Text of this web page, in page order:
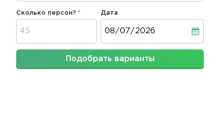
Сколько персон? Дата
Подобрать варианты